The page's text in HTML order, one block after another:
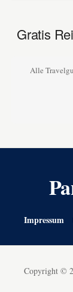
Gratis
Alle
Impressum
Copyright ©